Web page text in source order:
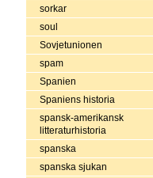
sorkar
soul
Sovjetunionen
spam
Spanien
Spaniens historia
spansk-amerikansk
litteraturhistoria
spanska
spanska sjukan